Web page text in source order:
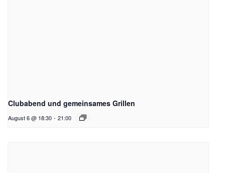
Clubabend und gemeinsames Grillen
August 6 @ 18:30 - 21:00